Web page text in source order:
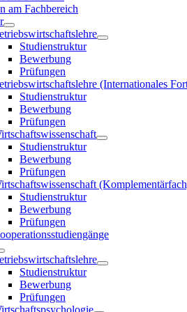
am Fachbereich
Studienstruktur
Bewerbung
Prüfungen
(Internationales
Studienstruktur
Bewerbung
Prüfungen
Studienstruktur
Bewerbung
Prüfungen
Studienstruktur
Bewerbung
Prüfungen
Studienstruktur
Bewerbung
Prüfungen